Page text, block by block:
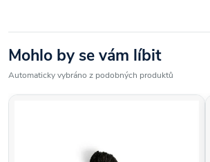
Mohlo by se vám líbit
Automaticky vybráno z podobných produktů